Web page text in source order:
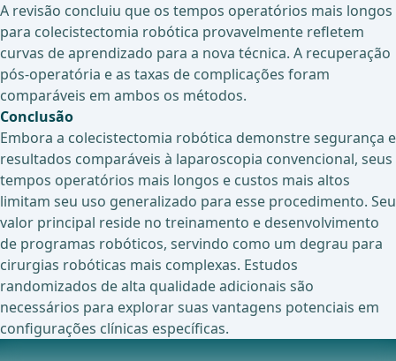
A revisão concluiu que os tempos operatórios mais longos
para colecistectomia robótica provavelmente refletem
curvas de aprendizado para a nova técnica. A recuperação
pós-operatória e as taxas de complicações foram
comparáveis em ambos os métodos.
Conclusão
Embora a colecistectomia robótica demonstre segurança e
resultados comparáveis à laparoscopia convencional, seus
tempos operatórios mais longos e custos mais altos
limitam seu uso generalizado para esse procedimento. Seu
valor principal reside no treinamento e desenvolvimento
de programas robóticos, servindo como um degrau para
cirurgias robóticas mais complexas. Estudos
randomizados de alta qualidade adicionais são
necessários para explorar suas vantagens potenciais em
configurações clínicas específicas.
Estudos atuais em andamento sobre este tópico